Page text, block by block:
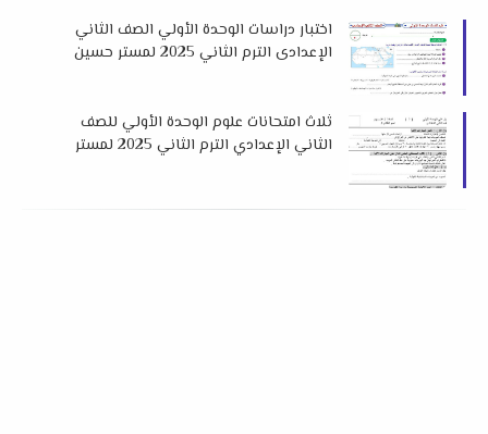
اختبار دراسات الوحدة الأولي الصف الثاني
الإعدادى الترم الثاني 2025 لمستر حسين
ثلاث امتحانات علوم الوحدة الأولي للصف
الثاني الإعدادي الترم الثاني 2025 لمستر